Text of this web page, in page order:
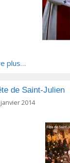
plus…
de Saint-Julien
2014